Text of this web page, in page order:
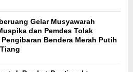
Gelar Musyawarah
dan Pemdes Tolak
Bendera Merah Putih